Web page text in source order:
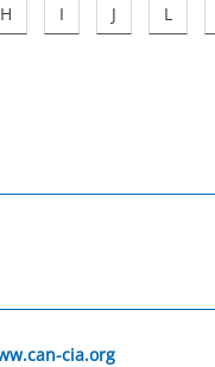
H I J L
cia.org